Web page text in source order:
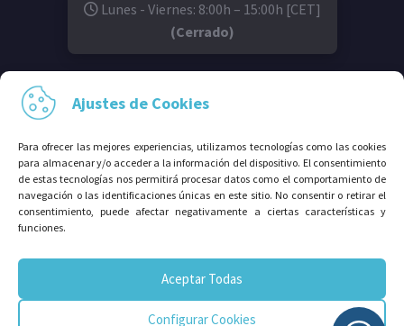
Ajustes de Cookies
Para ofrecer las mejores experiencias, utilizamos tecnologías como las cookies
para almacenar y/o acceder a la información del dispositivo. El consentimiento
de estas tecnologías nos permitirá procesar datos como el comportamiento de
navegación o las identificaciones únicas en este sitio. No consentir o retirar el
consentimiento, puede afectar negativamente a ciertas características y
funciones.
Aceptar Todas
Configurar Cookies
Lunes - Viernes: 8:00h – 15:00h [CET]
(Cerrado)
© 2026⠀Grupo Avalco®. Todos los derechos
reservados.